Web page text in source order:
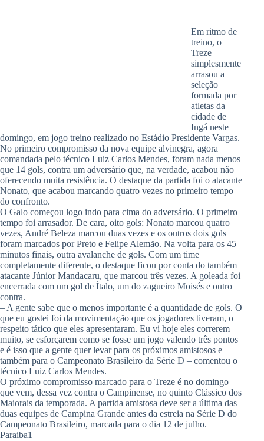
Em ritmo de
treino, o
Treze
simplesmente
arrasou a
seleção
formada por
atletas da
cidade de
Ingá neste
domingo, em jogo treino realizado no Estádio Presidente Vargas.
No primeiro compromisso da nova equipe alvinegra, agora
comandada pelo técnico Luiz Carlos Mendes, foram nada menos
que 14 gols, contra um adversário que, na verdade, acabou não
oferecendo muita resistência. O destaque da partida foi o atacante
Nonato, que acabou marcando quatro vezes no primeiro tempo
do confronto.
O Galo começou logo indo para cima do adversário. O primeiro
tempo foi arrasador. De cara, oito gols: Nonato marcou quatro
vezes, André Beleza marcou duas vezes e os outros dois gols
foram marcados por Preto e Felipe Alemão. Na volta para os 45
minutos finais, outra avalanche de gols. Com um time
completamente diferente, o destaque ficou por conta do também
atacante Júnior Mandacaru, que marcou três vezes. A goleada foi
encerrada com um gol de Ítalo, um do zagueiro Moisés e outro
contra.
– A gente sabe que o menos importante é a quantidade de gols. O
que eu gostei foi da movimentação que os jogadores tiveram, o
respeito tático que eles apresentaram. Eu vi hoje eles correrem
muito, se esforçarem como se fosse um jogo valendo três pontos
e é isso que a gente quer levar para os próximos amistosos e
também para o Campeonato Brasileiro da Série D – comentou o
técnico Luiz Carlos Mendes.
O próximo compromisso marcado para o Treze é no domingo
que vem, dessa vez contra o Campinense, no quinto Clássico dos
Maiorais da temporada. A partida amistosa deve ser a última das
duas equipes de Campina Grande antes da estreia na Série D do
Campeonato Brasileiro, marcada para o dia 12 de julho.
Paraiba1